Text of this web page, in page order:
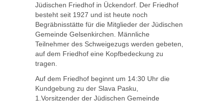
Jüdischen Friedhof in Ückendorf. Der Friedhof
besteht seit 1927 und ist heute noch
Begräbnisstätte für die Mitglieder der Jüdischen
Gemeinde Gelsenkirchen. Männliche
Teilnehmer des Schweigezugs werden gebeten,
auf dem Friedhof eine Kopfbedeckung zu
tragen.
Auf dem Friedhof beginnt um 14:30 Uhr die
Kundgebung zu der Slava Pasku,
1.Vorsitzender der Jüdischen Gemeinde